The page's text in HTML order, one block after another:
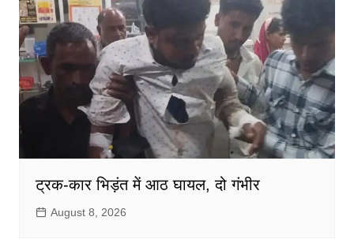
ट्रक-कार भिड़ंत में आठ घायल, दो गंभीर
August 8, 2026